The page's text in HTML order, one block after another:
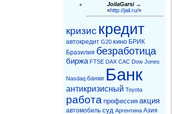
JoilaGarsi→
«http://jail.ru/»
кризис кредит
автокредит G20 кино БРИК
Бразилия безработица
биржа FTSE DAX CAC Dow Jones
Nasdaq банки Банк
антикризисный Toyota
работа профессия акция
автомобиль суд Аргентина Азия